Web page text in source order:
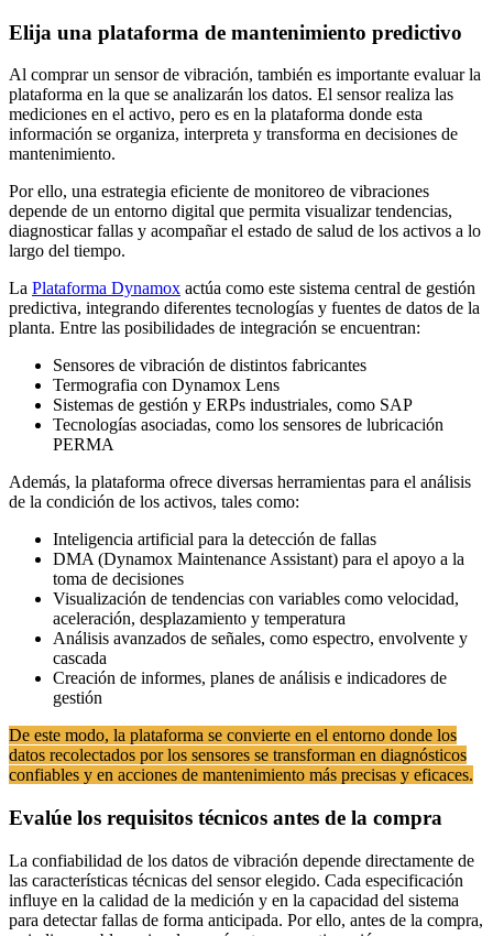
Elija una plataforma de mantenimiento predictivo
Al comprar un sensor de vibración, también es importante evaluar la
plataforma en la que se analizarán los datos. El sensor realiza las
mediciones en el activo, pero es en la plataforma donde esta
información se organiza, interpreta y transforma en decisiones de
mantenimiento.
Por ello, una estrategia eficiente de monitoreo de vibraciones
depende de un entorno digital que permita visualizar tendencias,
diagnosticar fallas y acompañar el estado de salud de los activos a lo
largo del tiempo.
La Plataforma Dynamox actúa como este sistema central de gestión
predictiva, integrando diferentes tecnologías y fuentes de datos de la
planta. Entre las posibilidades de integración se encuentran:
Sensores de vibración de distintos fabricantes
Termografia con Dynamox Lens
Sistemas de gestión y ERPs industriales, como SAP
Tecnologías asociadas, como los sensores de lubricación
PERMA
Además, la plataforma ofrece diversas herramientas para el análisis
de la condición de los activos, tales como:
Inteligencia artificial para la detección de fallas
DMA (Dynamox Maintenance Assistant) para el apoyo a la
toma de decisiones
Visualización de tendencias con variables como velocidad,
aceleración, desplazamiento y temperatura
Análisis avanzados de señales, como espectro, envolvente y
cascada
Creación de informes, planes de análisis e indicadores de
gestión
De este modo, la plataforma se convierte en el entorno donde los
datos recolectados por los sensores se transforman en diagnósticos
confiables y en acciones de mantenimiento más precisas y eficaces.
Evalúe los requisitos técnicos antes de la compra
La confiabilidad de los datos de vibración depende directamente de
las características técnicas del sensor elegido. Cada especificación
influye en la calidad de la medición y en la capacidad del sistema
para detectar fallas de forma anticipada. Por ello, antes de la compra,